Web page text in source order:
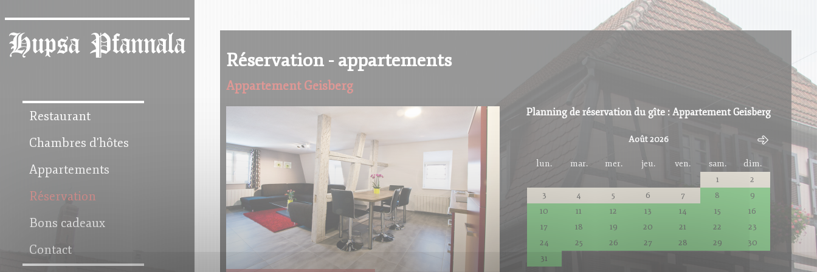
Hupsa Pfannala
Restaurant
Chambres d'hôtes
Appartements
Réservation
Bons cadeaux
Contact
Réservation - appartements
Appartement Geisberg
Planning de réservation du gîte : Appartement Geisberg
Août 2026
lun. mar. mer. jeu. ven. sam.
dim.
1
2
3
4 5 6 7 8
9
10
11 12 13 14 15
16
17
18 19 20 21 22
23
24
25 26 27 28 29
30
31